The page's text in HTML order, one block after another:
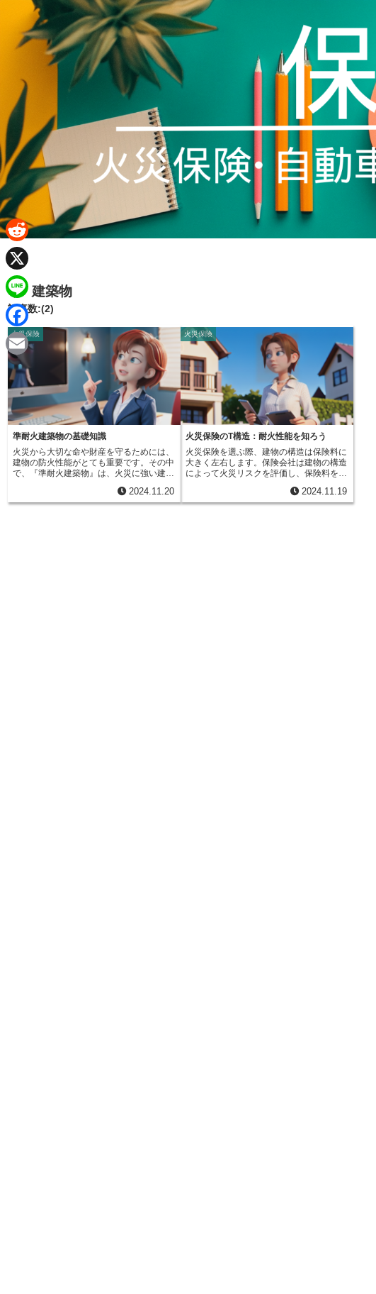
建築物
記事数:(2)
火災保険
準耐火建築物の基礎知識
火災から大切な命や財産を守るためには、
建物の防火性能がとても重要です。その中
で、『準耐火建築物』は、火災に強い建物
高レベルの防火性能を持つ『耐火建築物』
には及ばないものの、一定の防火性能を備
2024.11.20
火災保険
火災保険のT構造：耐火性能を知ろう
火災保険を選ぶ際、建物の構造は保険料に
大きく左右します。保険会社は建物の構造
によって火災リスクを評価し、保険料を決
ど保険料は安くなる傾向があります。その
構造の一つに「T構造」があります。これ
2024.11.19
R
e
d
d
i
t
X
L
n
e
F
a
c
e
b
E
m
a